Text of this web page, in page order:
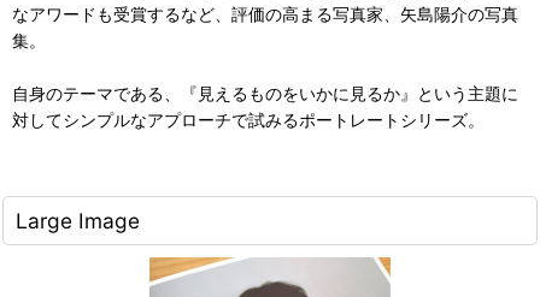
なアワードも受賞するなど、評価の高まる写真家、矢島陽介の写真
集。
自身のテーマである、『見えるものをいかに見るか』という主題に
対してシンプルなアプローチで試みるポートレートシリーズ。
Large Image